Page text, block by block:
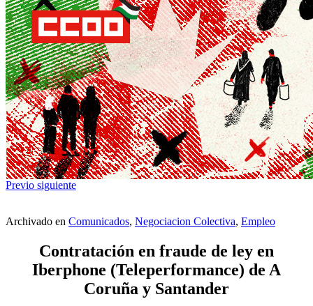
Previo siguiente
Archivado en Comunicados, Negociacion Colectiva, Empleo
Contratación en fraude de ley en
Iberphone (Teleperformance) de A
Coruña y Santander